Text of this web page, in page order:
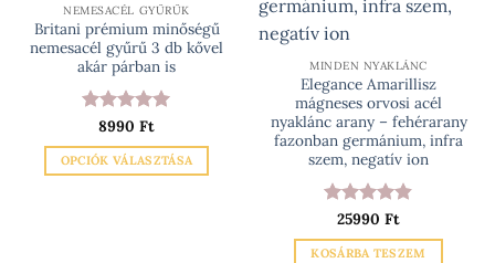
változatok
a
termékoldalon
ki
NEMESACÉL GYŰRŰK
Britani prémium minőségű
nemesacél gyűrű 3 db kővel
akár párban is
Értékelés:
/ 5
8990 Ft
OPCIÓK VÁLASZTÁSA
MINDEN NYAKLÁNC
Elegance Amarillisz
mágneses orvosi acél
nyaklánc arany – fehérarany
fazonban germánium, infra
szem, negatív ion
Értékelés:
4.83/ 5
25990 Ft
KOSÁRBA TESZEM